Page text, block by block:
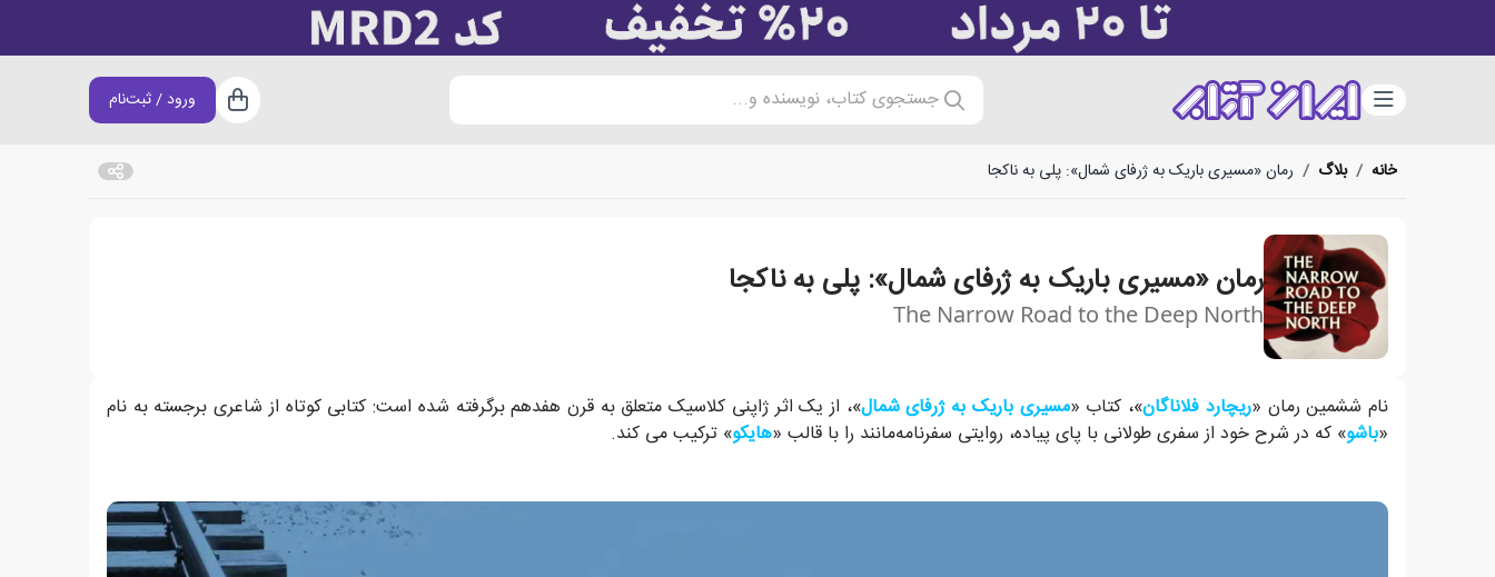
دسته‌بندی جستجوی کتاب، نویسنده و... سبد خرید
ورود / ثبت‌نام
خانه / بلاگ / رمان «مسیری باریک به ژرفای شمال»: پلی به ناکجا
رمان «مسیری باریک به ژرفای شمال»: پلی به ناکجا
The Narrow Road to the Deep North
«فلاناگان» در این رمان، چیزی ژرف‌تر از دقت و صحت تاریخی را در ذهن دارد، چیزی حتی ژرف‌تر از داستان تکان‌دهنده‌ی زندگیِ زندانیان در «راه‌آهن مرگ».
نام ششمین رمان «ریچارد فلاناگان»، کتاب «مسیری باریک به ژرفای شمال»، از یک اثر ژاپنی کلاسیک متعلق به قرن هفدهم برگرفته شده است: کتابی کوتاه از شاعری برجسته به نام
«باشو» که در شرح خود از سفری طولانی با پای پیاده، روایتی سفرنامه‌مانند را با قالب «هایکو» ترکیب می کند.